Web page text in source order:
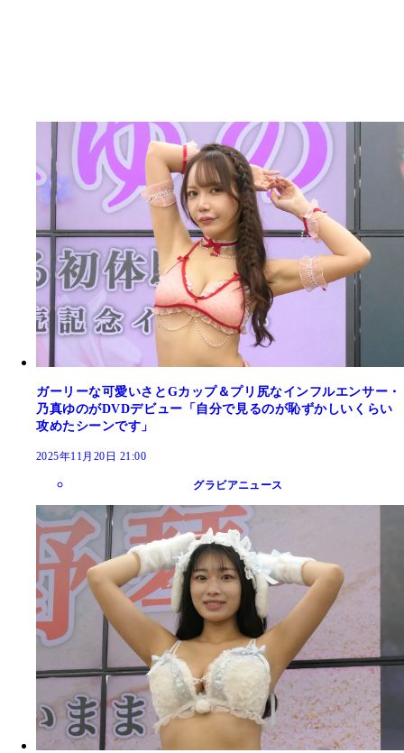
ガーリーな可愛いさとGカップ＆プリ尻なインフルエンサー・
乃真ゆのがDVDデビュー「自分で見るのが恥ずかしいくらい
攻めたシーンです」
2025年11月20日 21:00
グラビアニュース